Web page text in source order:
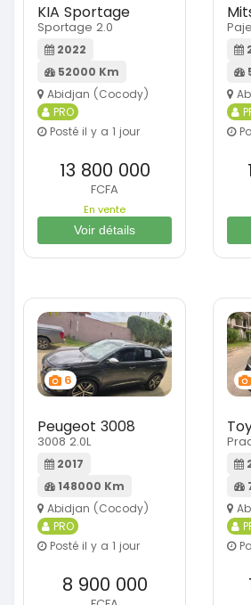
KIA Sportage
Sportage 2.0
2022
52000 Km
Abidjan (Cocody)
PRO
Posté il y a 1 jour
13 800 000
FCFA
En vente
Voir détails
6
Peugeot 3008
3008 2.0L
2017
148000 Km
Abidjan (Cocody)
PRO
Posté il y a 1 jour
8 900 000